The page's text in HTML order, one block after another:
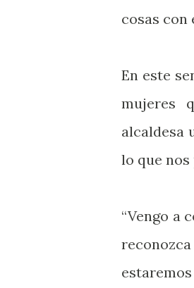
cosas con
En este
mujeres
alcaldesa
lo que
“Vengo a